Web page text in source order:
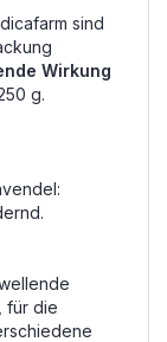
sind
Wirkung
g.
für die